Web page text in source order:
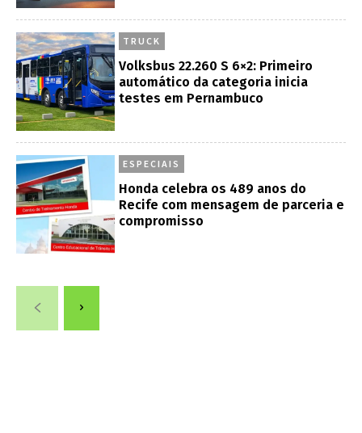
TRUCK
Volksbus 22.260 S 6×2: Primeiro
automático da categoria inicia
testes em Pernambuco
ESPECIAIS
Honda celebra os 489 anos do
Recife com mensagem de parceria e
compromisso